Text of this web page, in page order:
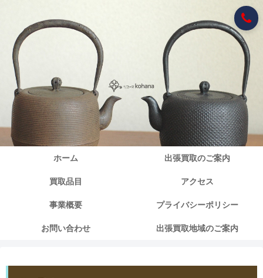
ホーム 出張買取のご案内
買取品目 アクセス
事業概要 プライバシーポリシー
お問い合わせ 出張買取地域のご案内